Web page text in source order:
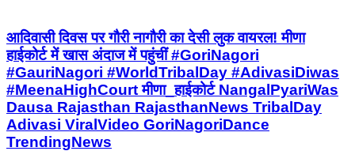
आदिवासी दिवस पर गौरी नागौरी का देसी लुक वायरल! मीणा
हाईकोर्ट में खास अंदाज में पहुंचीं #GoriNagori
#GauriNagori #WorldTribalDay #AdivasiDiwas
#MeenaHighCourt मीणा_हाईकोर्ट NangalPyariWas
Dausa Rajasthan RajasthanNews TribalDay
Adivasi ViralVideo GoriNagoriDance
TrendingNews